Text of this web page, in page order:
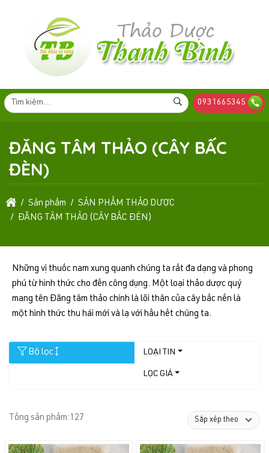
0931665345
ĐĂNG TÂM THẢO (CÂY BẤC
ĐÈN)
Sản phẩm
SẢN PHẨM THẢO DƯỢC
ĐĂNG TÂM THẢO (CÂY BẤC ĐÈN)
Những vị thuốc nam xung quanh chúng ta rất đa dạng và phong
phú từ hình thức cho đến công dụng. Một loại thảo dược quý
mang tên Đăng tâm thảo chính là lõi thân của cây bấc nến là
một hình thức thu hái mới và lạ với hầu hết chúng ta.
Bộ lọc LOẠI TIN
LỌC GIÁ
Tổng sản phẩm: 127